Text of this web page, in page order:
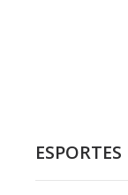
ESPORTES